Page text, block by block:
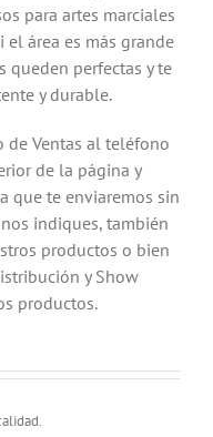
para artes marciales
área es más grande
queden perfectas y te
y durable.
de Ventas al teléfono
de la página y
que te enviaremos sin
indiques, también
productos o bien
y Show
productos.